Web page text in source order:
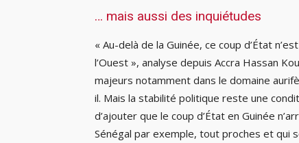
… mais aussi des inquiétudes
« Au-delà de la Guinée, ce coup d’État
l’Ouest », analyse depuis Accra Hassan
majeurs notamment dans le domaine
il. Mais la stabilité politique reste une
d’ajouter que le coup d’État en Guinée
Sénégal par exemple, tout proches et qui